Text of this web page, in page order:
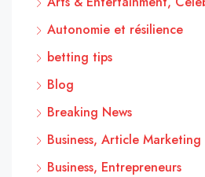
Autonomie et résilience
betting tips
Blog
Breaking News
Business, Article Marketing
Business, Entrepreneurs